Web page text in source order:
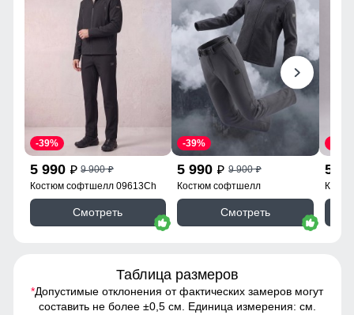
5 990 p 9 900p
-39%
Костюм софтшелл 09613Ch
Смотреть
5 990 p 9 900p
-39%
Костюм софтшелл
09613_2Ch
Смотреть
5
Таблица размеров
*Допустимые отклонения от фактических замеров могут
составить не более ±0,5 см. Единица измерения: см.